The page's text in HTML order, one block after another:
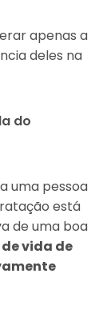
apenas a
deles na
do
uma pessoa
está
de uma boa
vida de